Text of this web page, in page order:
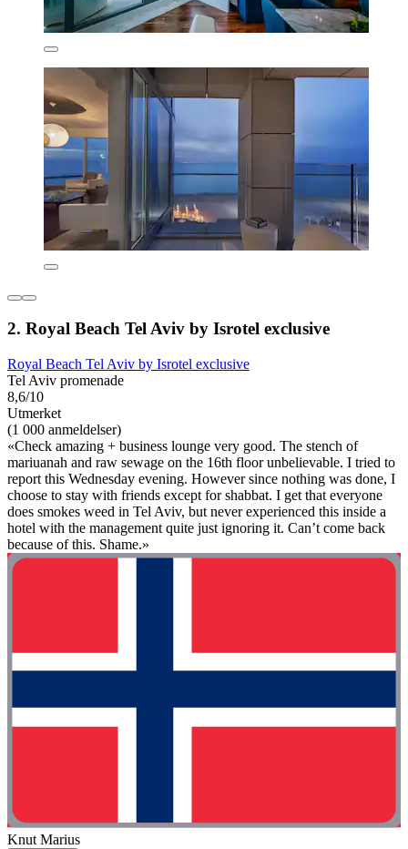
2. Royal Beach Tel Aviv by Isrotel exclusive
Royal Beach Tel Aviv by Isrotel exclusive
Tel Aviv promenade
8,6/10
Utmerket
(1 000 anmeldelser)
«Check amazing + business lounge very good. The stench of
mariuanah and raw sewage on the 16th floor unbelievable. I tried to
report this Wednesday evening. However since nothing was done, I
choose to stay with friends except for shabbat. I get that everyone
does smokes weed in Tel Aviv, but never experienced this inside a
hotel with the management quite just ignoring it. Can’t come back
because of this. Shame.»
Knut Marius